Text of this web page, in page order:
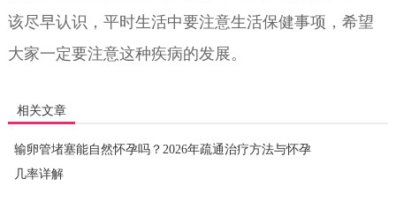
该尽早认识，平时生活中要注意生活保健事项，希望
大家一定要注意这种疾病的发展。
相关文章
输卵管堵塞能自然怀孕吗？2026年疏通治疗方法与怀孕
几率详解